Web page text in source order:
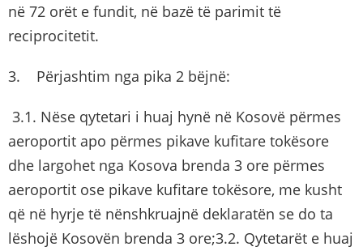
në 72 orët e fundit, në bazë të parimit të
reciprocitetit.
3. Përjashtim nga pika 2 bëjnë:
3.1. Nëse qytetari i huaj hynë në Kosovë përmes
aeroportit apo përmes pikave kufitare tokësore
dhe largohet nga Kosova brenda 3 ore përmes
aeroportit ose pikave kufitare tokësore, me kusht
që në hyrje të nënshkruajnë deklaratën se do ta
lëshojë Kosovën brenda 3 ore;3.2. Qytetarët e huaj